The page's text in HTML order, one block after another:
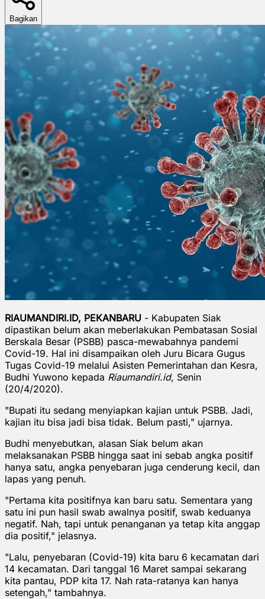
Bagikan
RIAUMANDIRI.ID, PEKANBARU - Kabupaten Siak
dipastikan belum akan meberlakukan Pembatasan Sosial
Berskala Besar (PSBB) pasca-mewabahnya pandemi
Covid-19. Hal ini disampaikan oleh Juru Bicara Gugus
Tugas Covid-19 melalui Asisten Pemerintahan dan Kesra,
Budhi Yuwono kepada Riaumandiri.id, Senin
(20/4/2020).
"Bupati itu sedang menyiapkan kajian untuk PSBB. Jadi,
kajian itu bisa jadi bisa tidak. Belum pasti," ujarnya.
Budhi menyebutkan, alasan Siak belum akan
melaksanakan PSBB hingga saat ini sebab angka positif
hanya satu, angka penyebaran juga cenderung kecil, dan
lapas yang penuh.
"Pertama kita positifnya kan baru satu. Sementara yang
satu ini pun hasil swab awalnya positif, swab keduanya
negatif. Nah, tapi untuk penanganan ya tetap kita anggap
dia positif," jelasnya.
"Lalu, penyebaran (Covid-19) kita baru 6 kecamatan dari
14 kecamatan. Dari tanggal 16 Maret sampai sekarang
kita pantau, PDP kita 17. Nah rata-ratanya kan hanya
setengah," tambahnya.